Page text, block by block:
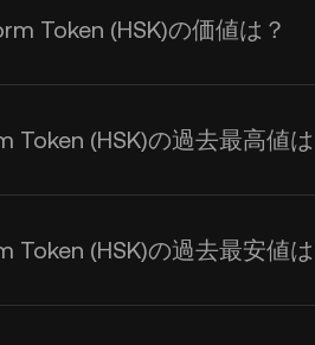
Token (HSK)の価値は？
Platform Token
ます。HashKey
Token (HSK)の過去最高値は
Token (HSK)の過去最安値は